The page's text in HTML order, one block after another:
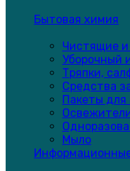
Бытовая химия
Чистящие
Уборочный
Тряпки,
Средства
Пакеты для
Мыло